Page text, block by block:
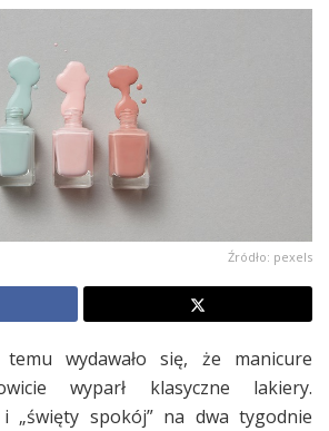
Źródło: pexels
wydawało się, że manicure
wyparł klasyczne lakiery.
i „święty spokój” na dwa tygodnie